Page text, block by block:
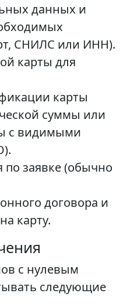
данных и
СНИЛС или ИНН).
карты для
карты
суммы или
с видимыми
заявке (обычно
договора и
карту.
с нулевым
следующие